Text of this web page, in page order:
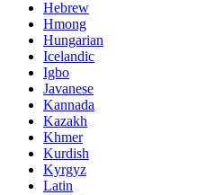
Hebrew
Hmong
Hungarian
Icelandic
Igbo
Javanese
Kannada
Kazakh
Khmer
Kurdish
Kyrgyz
Latin